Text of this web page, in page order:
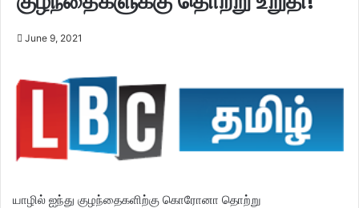
June 9, 2021
யாழில் ஐந்து குழந்தைகளிற்கு கொரோனா தொற்று